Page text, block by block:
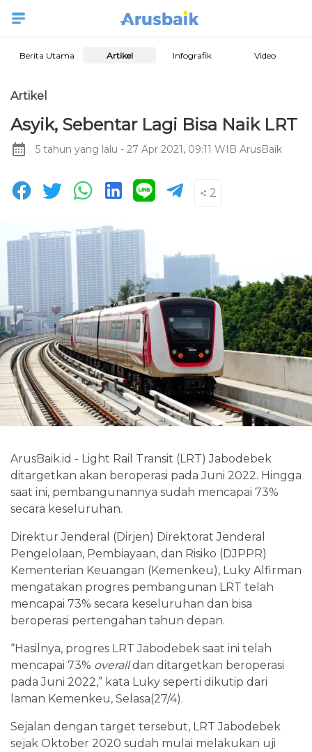
Berita Utama Artikel Infografik Video
Artikel
Asyik, Sebentar Lagi Bisa Naik LRT
5 tahun yang lalu - 27 Apr 2021, 09:11 WIB ArusBaik
2
ArusBaik.id - Light Rail Transit (LRT) Jabodebek
ditargetkan akan beroperasi pada Juni 2022. Hingga
saat ini, pembangunannya sudah mencapai 73%
secara keseluruhan.
Direktur Jenderal (Dirjen) Direktorat Jenderal
Pengelolaan, Pembiayaan, dan Risiko (DJPPR)
Kementerian Keuangan (Kemenkeu), Luky Alfirman
mengatakan progres pembangunan LRT telah
mencapai 73% secara keseluruhan dan bisa
beroperasi pertengahan tahun depan.
“Hasilnya, progres LRT Jabodebek saat ini telah
mencapai 73% overalldan ditargetkan beroperasi
pada Juni 2022,” kata Luky seperti dikutip dari
laman Kemenkeu, Selasa(27/4).
Sejalan dengan target tersebut, LRT Jabodebek
sejak Oktober 2020 sudah mulai melakukan uji